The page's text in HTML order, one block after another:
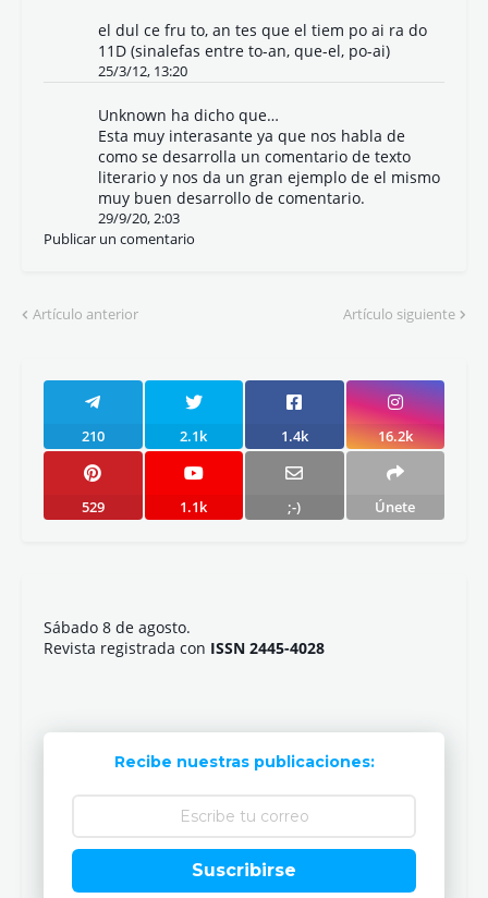
el dul ce fru to, an tes que el tiem po ai ra do
11D (sinalefas entre to-an, que-el, po-ai)
25/3/12, 13:20
Unknown ha dicho que…
Esta muy interasante ya que nos habla de
como se desarrolla un comentario de texto
literario y nos da un gran ejemplo de el mismo
muy buen desarrollo de comentario.
29/9/20, 2:03
Publicar un comentario
Artículo anterior Artículo siguiente
210 2.1k 1.4k 16.2k
529 1.1k ;-) Únete
Sábado 8 de agosto.
Revista registrada con ISSN 2445-4028
Recibe nuestras publicaciones:
Suscribirse